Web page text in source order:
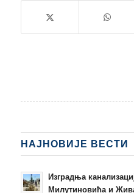
НАЈНОВИЈЕ ВЕСТИ
Изградња
Милутиновића и